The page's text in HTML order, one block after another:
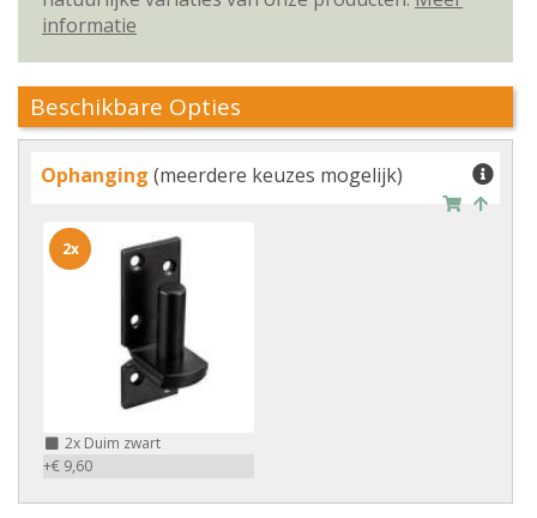
informatie
Beschikbare Opties
Ophanging (meerdere keuzes mogelijk)
2x Duim zwart
+€ 9,60
2x